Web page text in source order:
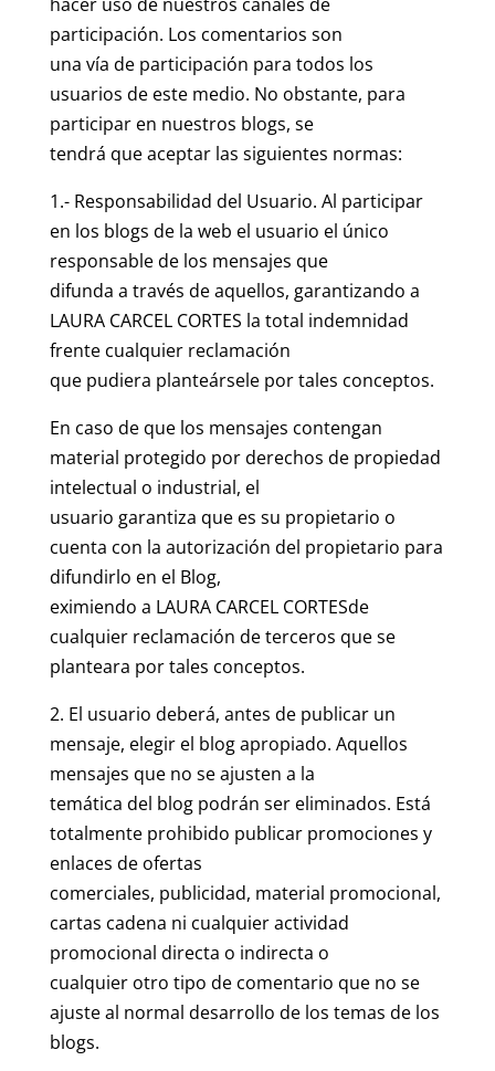
participación. Los comentarios son
una vía de participación para todos los
usuarios de este medio. No obstante, para
participar en nuestros blogs, se
tendrá que aceptar las siguientes normas:
1.- Responsabilidad del Usuario. Al participar
en los blogs de la web el usuario el único
responsable de los mensajes que
difunda a través de aquellos, garantizando a
LAURA CARCEL CORTES la total indemnidad
frente cualquier reclamación
que pudiera planteársele por tales conceptos.
En caso de que los mensajes contengan
material protegido por derechos de propiedad
intelectual o industrial, el
usuario garantiza que es su propietario o
cuenta con la autorización del propietario para
difundirlo en el Blog,
eximiendo a LAURA CARCEL CORTESde
cualquier reclamación de terceros que se
planteara por tales conceptos.
2. El usuario deberá, antes de publicar un
mensaje, elegir el blog apropiado. Aquellos
mensajes que no se ajusten a la
temática del blog podrán ser eliminados. Está
totalmente prohibido publicar promociones y
enlaces de ofertas
comerciales, publicidad, material promocional,
cartas cadena ni cualquier actividad
promocional directa o indirecta o
cualquier otro tipo de comentario que no se
ajuste al normal desarrollo de los temas de los
blogs.